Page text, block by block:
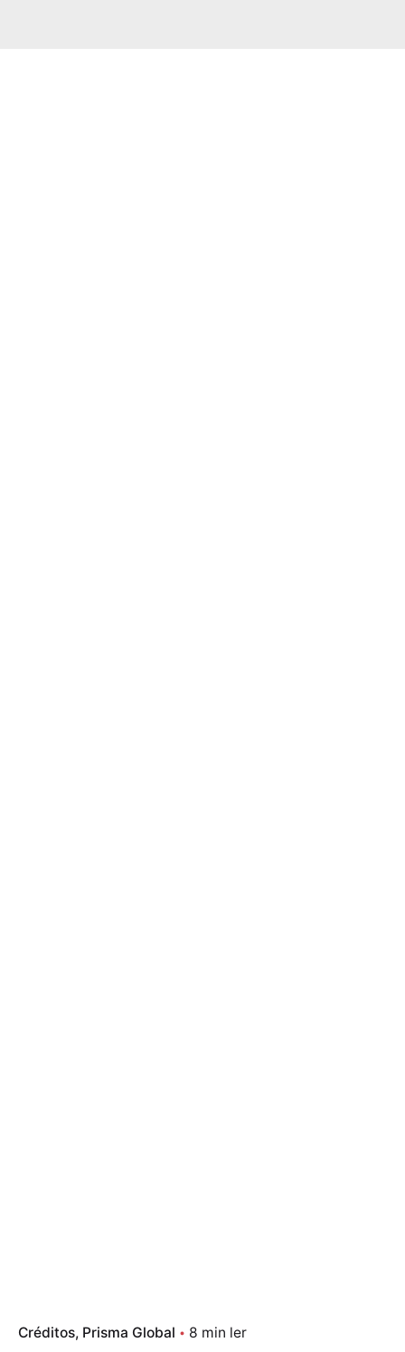
Créditos Prisma Global 8 min ler